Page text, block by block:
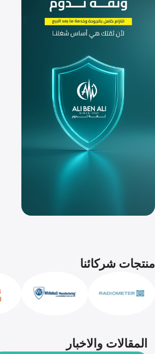
منتجات شركائنا
المقالات والاخبار